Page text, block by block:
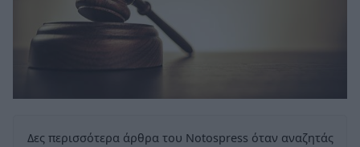
Δες περισσότερα άρθρα του Notospress όταν αναζητάς